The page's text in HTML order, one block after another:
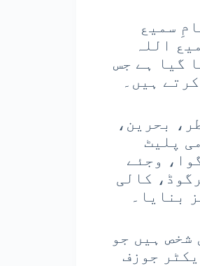
سمیع
اللہ
گیا ہے جس
ہیں۔
بحرین،
پلیٹ
وجئے
کالی
بنایا۔
برماور اس باوقار ایوارڈ کے 17ویں شخص ہیں جو
جوزف